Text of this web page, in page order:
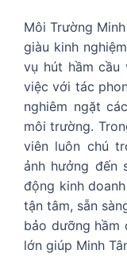
Môi Trường
giàu kinh
vụ hút hầm cầu
việc với tác
nghiêm ngặt
môi trường.
viên luôn chú
ảnh hưởng đến
động kinh
tận tâm, sẵn
bảo dưỡng hầm
lớn giúp Minh